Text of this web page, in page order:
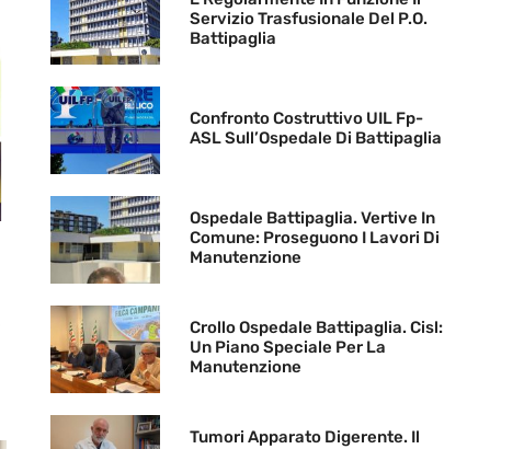
Servizio Trasfusionale Del P.O.
Battipaglia
Confronto Costruttivo UIL Fp-
ASL Sull’Ospedale Di Battipaglia
Ospedale Battipaglia. Vertive In
Comune: Proseguono I Lavori Di
Manutenzione
Crollo Ospedale Battipaglia. Cisl:
Un Piano Speciale Per La
Manutenzione
Tumori Apparato Digerente. Il